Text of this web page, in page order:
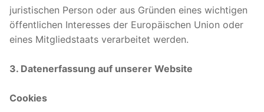
juristischen Person oder aus Gründen eines wichtigen
öffentlichen Interesses der Europäischen Union oder
eines Mitgliedstaats verarbeitet werden.
3. Datenerfassung auf unserer Website
Cookies